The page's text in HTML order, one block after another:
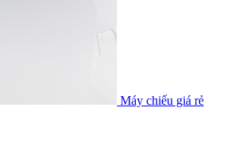
Máy chiếu giá rẻ